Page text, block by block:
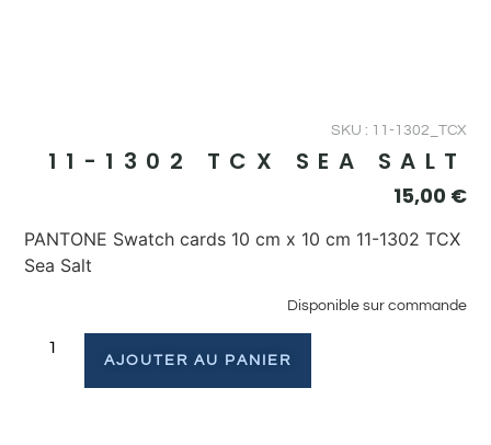
SKU : 11-1302_TCX
11-1302 TCX SEA SALT
15,00 €
PANTONE Swatch cards 10 cm x 10 cm 11-1302 TCX
Sea Salt
Disponible sur commande
AJOUTER AU PANIER